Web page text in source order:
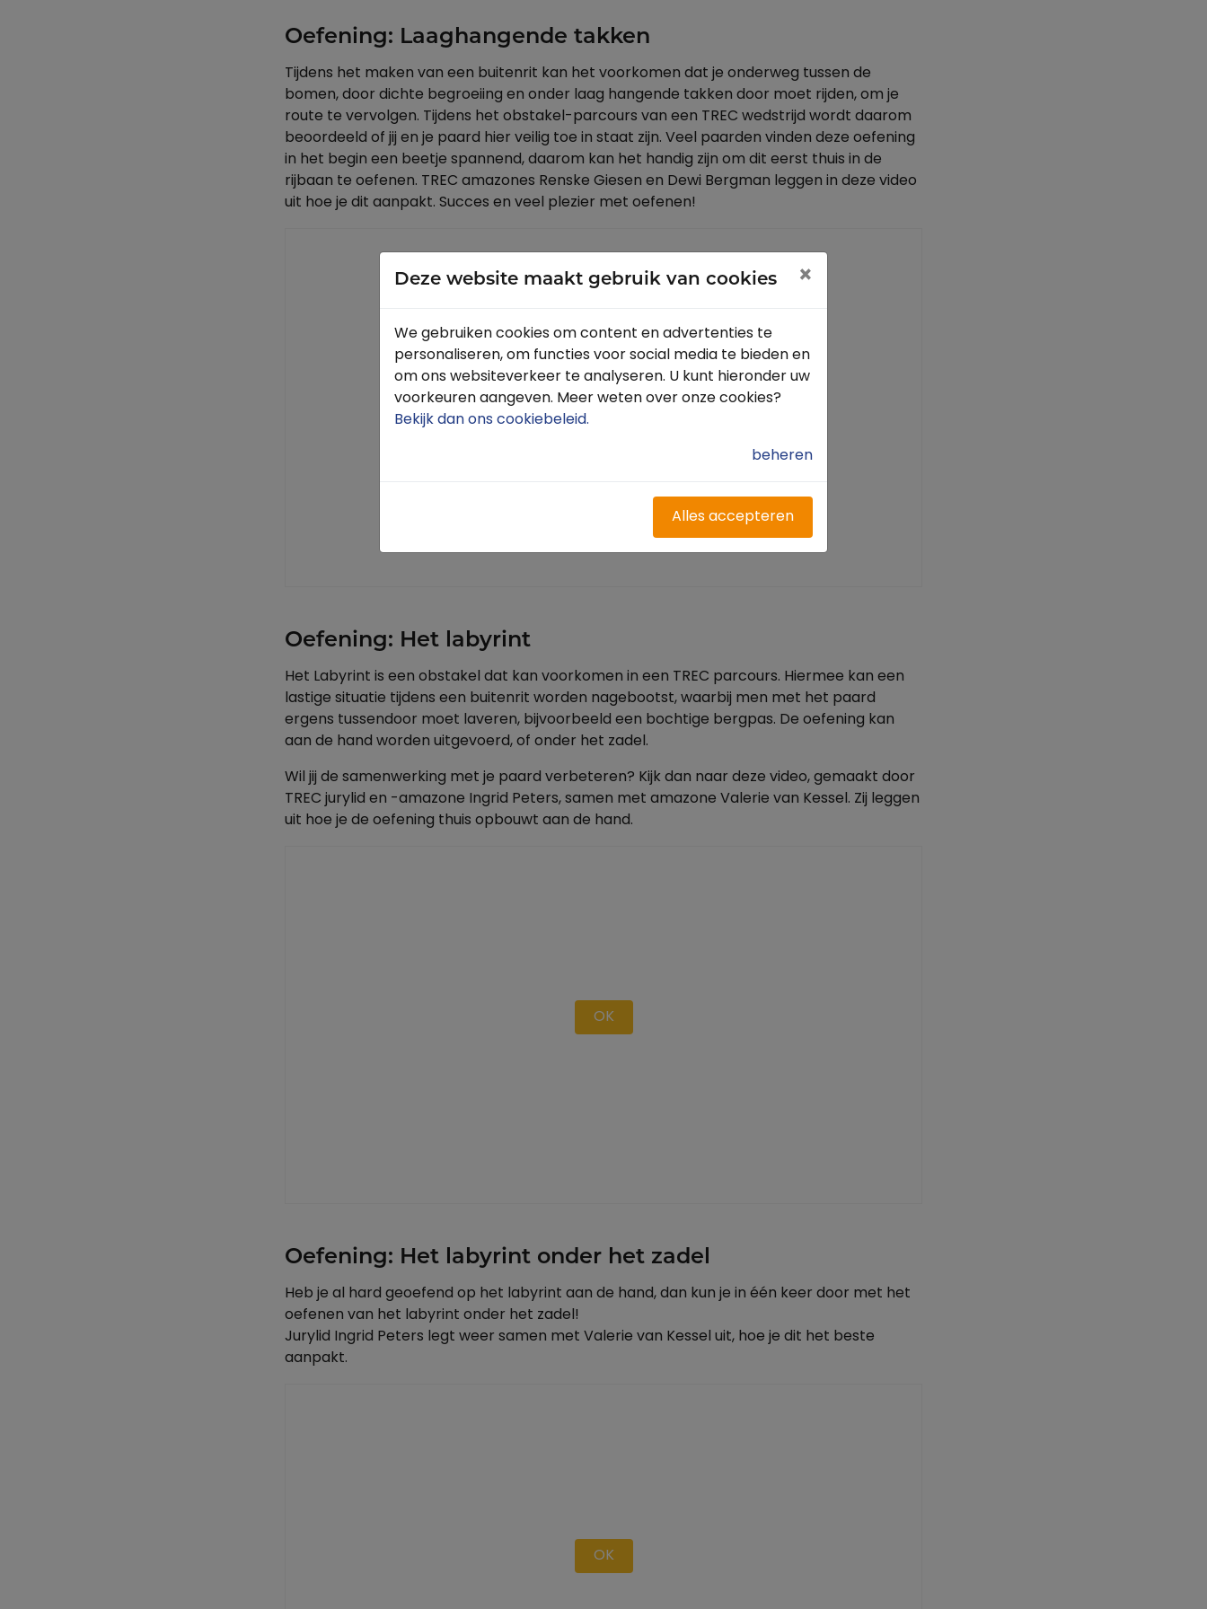
Oefening: Laaghangende takken
Tijdens het maken van een buitenrit kan het voorkomen dat je onderweg tussen de
bomen, door dichte begroeiing en onder laag hangende takken door moet rijden, om je
route te vervolgen. Tijdens het obstakel-parcours van een TREC wedstrijd wordt daarom
beoordeeld of jij en je paard hier veilig toe in staat zijn. Veel paarden vinden deze oefening
in het begin een beetje spannend, daarom kan het handig zijn om dit eerst thuis in de
rijbaan te oefenen. TREC amazones Renske Giesen en Dewi Bergman leggen in deze video
uit hoe je dit aanpakt. Succes en veel plezier met oefenen!
OK
Oefening: Het labyrint
Het Labyrint is een obstakel dat kan voorkomen in een TREC parcours. Hiermee kan een
lastige situatie tijdens een buitenrit worden nagebootst, waarbij men met het paard
ergens tussendoor moet laveren, bijvoorbeeld een bochtige bergpas. De oefening kan
aan de hand worden uitgevoerd, of onder het zadel.
Wil jij de samenwerking met je paard verbeteren? Kijk dan naar deze video, gemaakt door
TREC jurylid en -amazone Ingrid Peters, samen met amazone Valerie van Kessel. Zij leggen
uit hoe je de oefening thuis opbouwt aan de hand.
OK
Oefening: Het labyrint onder het zadel
Heb je al hard geoefend op het labyrint aan de hand, dan kun je in één keer door met het
oefenen van het labyrint onder het zadel!
Jurylid Ingrid Peters legt weer samen met Valerie van Kessel uit, hoe je dit het beste
aanpakt.
OK
Deze website maakt gebruik van cookies ×
We gebruiken cookies om content en advertenties te
personaliseren, om functies voor social media te bieden en
om ons websiteverkeer te analyseren. U kunt hieronder uw
voorkeuren aangeven. Meer weten over onze cookies?
Bekijk dan ons cookiebeleid.
beheren
Alles accepteren